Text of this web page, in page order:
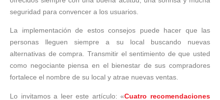
seguridad para convencer a los usuarios.
La implementación de estos consejos puede hacer que las
personas lleguen siempre a su local buscando nuevas
alternativas de compra. Transmitir el sentimiento de que usted
como negociante piensa en el bienestar de sus compradores
fortalece el nombre de su local y atrae nuevas ventas.
Lo invitamos a leer este artículo: «Cuatro recomendaciones